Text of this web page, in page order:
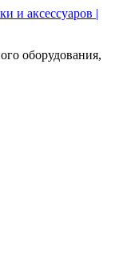
оборудования,